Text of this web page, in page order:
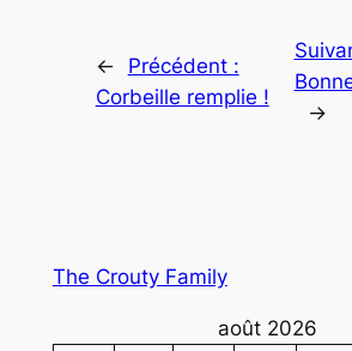
←
Précédent :
Corbeille remplie !
→
The Crouty Family
août 2026